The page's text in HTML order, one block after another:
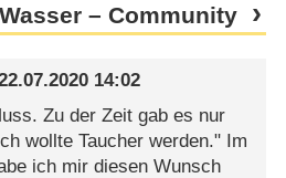
– Community
14:02
Zu der Zeit gab es nur
wollte Taucher werden." Im
ich mir diesen Wunsch